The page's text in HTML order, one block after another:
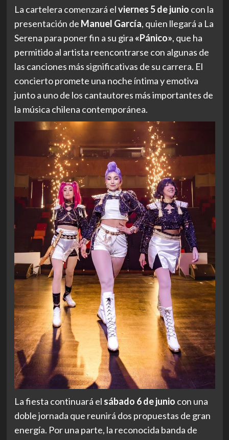
La cartelera comenzará elviernes 5 de junio con la
presentación de Manuel García, quien llegará a La
Serena para poner fin a su gira «Pánico», que ha
permitido al artista reencontrarse con algunas de
las canciones más significativas de su carrera. El
concierto promete una noche íntima y emotiva
junto a uno de los cantautores más importantes de
la música chilena contemporánea.
La fiesta continuará el sábado 6 de junio con una
doble jornada que reunirá dos propuestas de gran
energía. Por una parte, la reconocida banda de